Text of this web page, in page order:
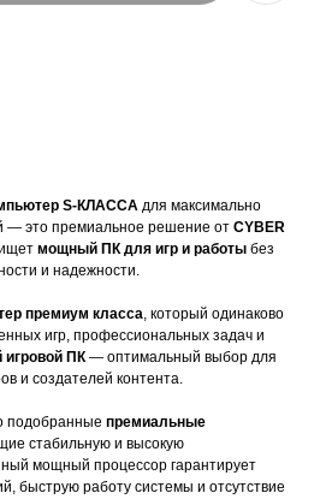
S-КЛАССА для максимально
— это премиальное решение от CYBER
мощный ПК для игр и работы без
и надежности.
премиум класса, который одинаково
игр, профессиональных задач и
игровой ПК— оптимальный выбор для
и создателей контента.
подобранные премиальные
стабильную и высокую
мощный процессор гарантирует
быструю работу системы и отсутствие